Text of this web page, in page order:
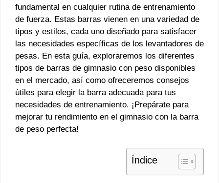
fundamental en cualquier rutina de entrenamiento
de fuerza. Estas barras vienen en una variedad de
tipos y estilos, cada uno diseñado para satisfacer
las necesidades específicas de los levantadores de
pesas. En esta guía, exploraremos los diferentes
tipos de barras de gimnasio con peso disponibles
en el mercado, así como ofreceremos consejos
útiles para elegir la barra adecuada para tus
necesidades de entrenamiento. ¡Prepárate para
mejorar tu rendimiento en el gimnasio con la barra
de peso perfecta!
Índice